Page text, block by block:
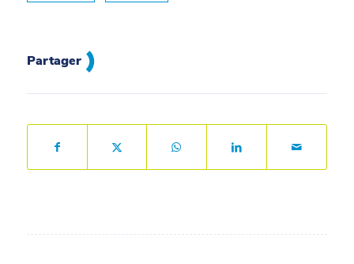
Partager